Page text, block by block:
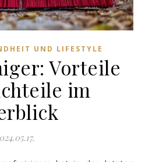
UND LIFESTYLE
Vorteile
im